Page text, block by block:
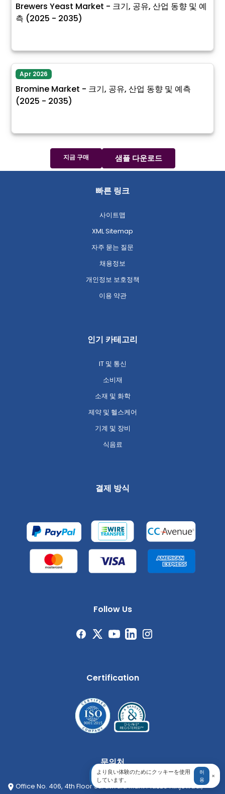
Brewers Yeast Market - 크기, 공유, 산업 동향 및 예
측 (2025 - 2035)
Apr 2026
Bromine Market - 크기, 공유, 산업 동향 및 예측
(2025 - 2035)
지금 구매 샘플 다운로드
빠른 링크
사이트맵
XML Sitemap
자주 묻는 질문
채용정보
개인정보 보호정책
이용 약관
인기 카테고리
IT 및 통신
소비재
소재 및 화학
제약 및 헬스케어
기계 및 장비
식음료
결제 방식
Follow Us
Certification
문의처
Office No. 406, 4th Floor Suratwala Mark Plazzo Hinjewadi,
より良い体験のためにクッキーを使用
しています。
허
용
×